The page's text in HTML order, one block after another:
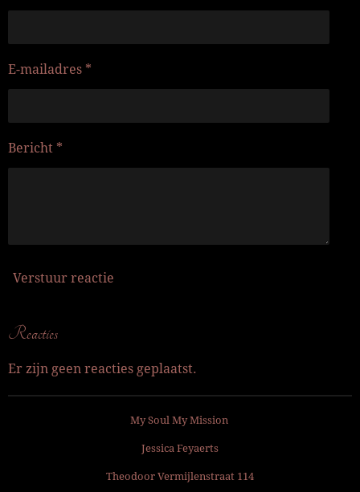
E-mailadres *
Bericht *
Verstuur reactie
Reacties
Er zijn geen reacties geplaatst.
My Soul My Mission
Jessica Feyaerts
Theodoor Vermijlenstraat 114